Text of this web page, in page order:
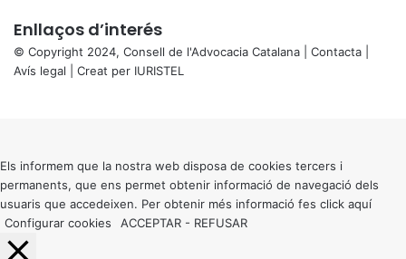
Enllaços d’interés
© Copyright 2024, Consell de l'Advocacia Catalana | Contacta
Avís legal | Creat per IURISTEL
button
Els informem que la nostra web disposa de cookies tercers i
permanents, que ens permet obtenir informació de navegació dels
usuaris que accedeixen. Per obtenir més informació fes click aquí
Configurar cookies
ACCEPTAR - REFUSAR